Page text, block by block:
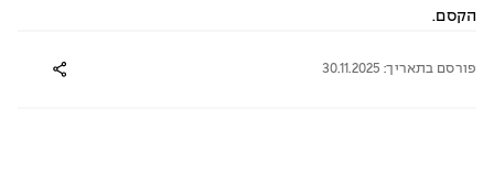
הקסם.
פורסם בתאריך: 30.11.2025